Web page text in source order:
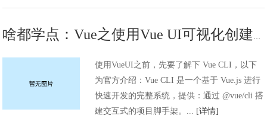
啥都学点：Vue之使用Vue UI可视化创建Vue项目
使用VueUI之前，先要了解下 Vue CLI，以下
为官方介绍：Vue CLI 是一个基于 Vue.js 进行
快速开发的完整系统，提供：通过 @vue/cli 搭
建交互式的项目脚手架。... [详情]